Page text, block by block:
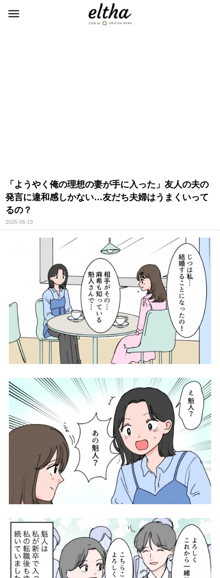
「ようやく俺の理想の妻が手に入った」友人の夫の
発言に違和感しかない…友だち夫婦はうまくいって
るの？
2026-06-19